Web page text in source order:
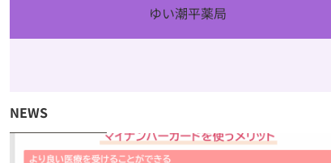
ゆい潮平薬局
NEWS